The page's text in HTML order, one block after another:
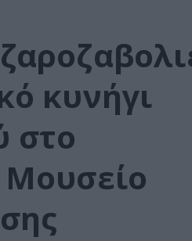
κυνήγι
στο
Μουσείο